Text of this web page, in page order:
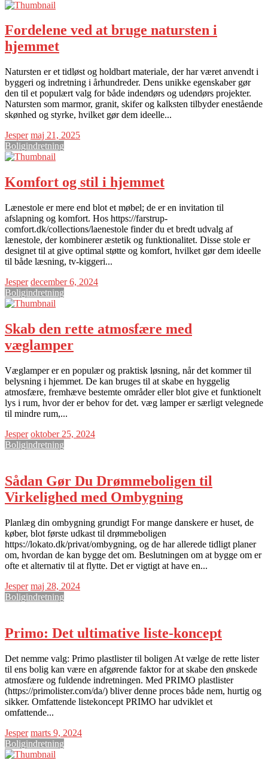
Fordelene ved at bruge natursten i
hjemmet
Natursten er et tidløst og holdbart materiale, der har været anvendt i
byggeri og indretning i århundreder. Dens unikke egenskaber gør
den til et populært valg for både indendørs og udendørs projekter.
Natursten som marmor, granit, skifer og kalksten tilbyder enestående
skønhed og styrke, hvilket gør dem ideelle...
Jesper maj 21, 2025
Boligindretning
Komfort og stil i hjemmet
Lænestole er mere end blot et møbel; de er en invitation til
afslapning og komfort. Hos https://farstrup-
comfort.dk/collections/laenestole finder du et bredt udvalg af
lænestole, der kombinerer æstetik og funktionalitet. Disse stole er
designet til at give optimal støtte og komfort, hvilket gør dem ideelle
til både læsning, tv-kiggeri...
Jesper december 6, 2024
Boligindretning
Skab den rette atmosfære med
væglamper
Væglamper er en populær og praktisk løsning, når det kommer til
belysning i hjemmet. De kan bruges til at skabe en hyggelig
atmosfære, fremhæve bestemte områder eller blot give et funktionelt
lys i rum, hvor der er behov for det. væg lamper er særligt velegnede
til mindre rum,...
Jesper oktober 25, 2024
Boligindretning
Sådan Gør Du Drømmeboligen til
Virkelighed med Ombygning
Planlæg din ombygning grundigt For mange danskere er huset, de
køber, blot første udkast til drømmeboligen
https://lokato.dk/privat/ombygning, og de har allerede tidligt planer
om, hvordan de kan bygge det om. Beslutningen om at bygge om er
ofte et alternativ til at flytte. Det er vigtigt at have en...
Jesper maj 28, 2024
Boligindretning
Primo: Det ultimative liste-koncept
Det nemme valg: Primo plastlister til boligen At vælge de rette lister
til ens bolig kan være en afgørende faktor for at skabe den ønskede
atmosfære og fuldende indretningen. Med PRIMO plastlister
(https://primolister.com/da/) bliver denne proces både nem, hurtig og
sikker. Omfattende listekoncept PRIMO har udviklet et
omfattende...
Jesper marts 9, 2024
Boligindretning